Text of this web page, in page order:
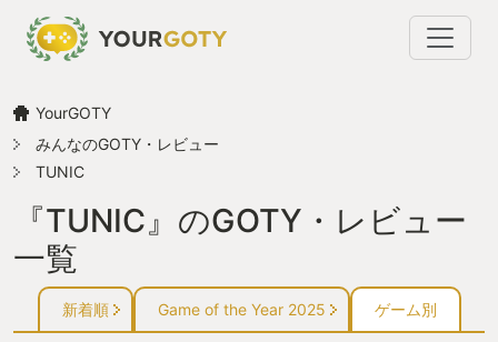
YourGOTY
みんなのGOTY・レビュー
TUNIC
『TUNIC』のGOTY・レビュー
一覧
新着順 Game of the Year 2025 ゲーム別